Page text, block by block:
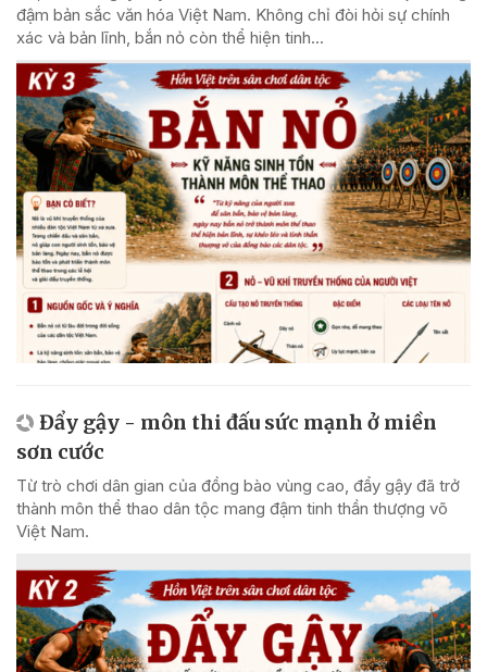
đậm bản sắc văn hóa Việt Nam. Không chỉ đòi hỏi sự chính
xác và bản lĩnh, bắn nỏ còn thể hiện tinh...
Đẩy gậy - môn thi đấu sức mạnh ở miền
sơn cước
Từ trò chơi dân gian của đồng bào vùng cao, đẩy gậy đã trở
thành môn thể thao dân tộc mang đậm tinh thần thượng võ
Việt Nam.